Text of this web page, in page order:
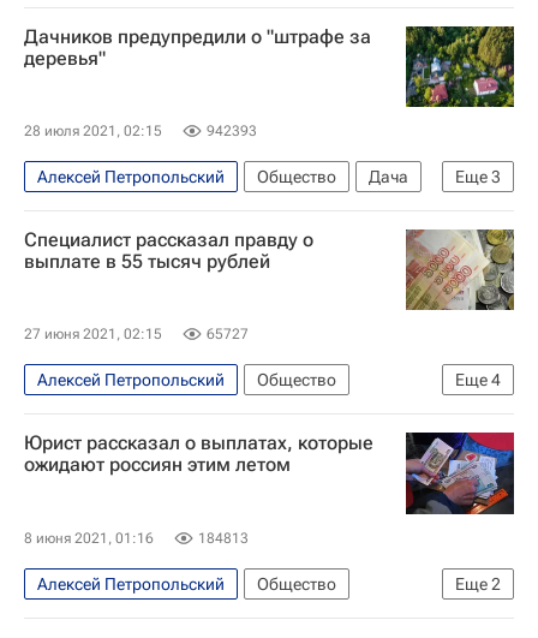
Дачников предупредили о "штрафе за
деревья"
28 июля 2021, 02:15 942393
Еще3
Алексей Петропольский Общество
Дача
Штрафы
Россия Urvista
Специалист рассказал правду о
выплате в 55 тысяч рублей
27 июня 2021, 02:15 65727
Еще4
Алексей Петропольский
Общество
Владимир Путин
Федеральная служба государственной статистики (Росстат)
Юрист рассказал о выплатах, которые
ожидают россиян этим летом
8 июня 2021, 01:16 184813
Еще2
Алексей Петропольский
Общество
Россия
Urvista